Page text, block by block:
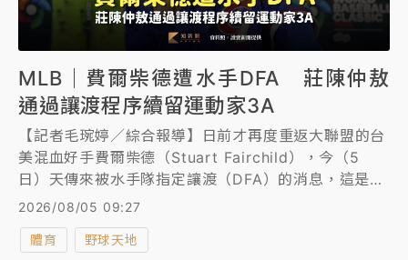
MLB｜費爾柴德遭水手DFA 莊陳仲敖
通過讓渡程序續留運動家3A
【記者毛琬婷／綜合報導】日前才再度重返大聯盟的台
美混血好手費爾柴德（Stuart Fairchild），今（5
日）天傳來被水手隊指定讓渡（DFA）的消息，這是他
本季第2度遭到DFA，只出賽1場擔任代跑、沒有打擊機
通過讓渡程序後沒被其他球隊挑走，被下放3A、續留
2026/08/05 09:27
體育 野球天地